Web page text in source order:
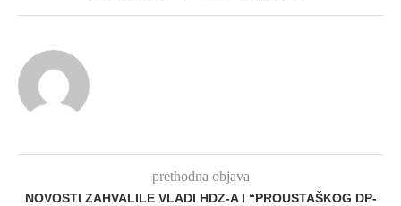
prethodna objava
NOVOSTI ZAHVALILE VLADI HDZ-A I “PROUSTAŠKOG DP-